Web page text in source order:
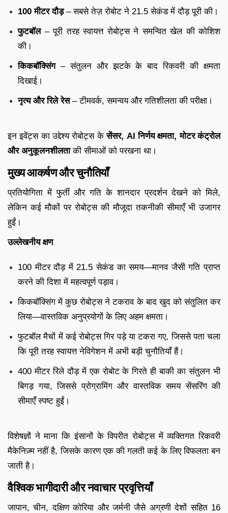
100 मीटर दौड़– सबसे तेज़ रोबोट ने 21.5 सेकंड में दौड़ पूरी की।
फुटबॉल– पूरी तरह स्वायत्त रोबोट्स ने समन्वित खेल की कोशिश
की।
किकबॉक्सिंग– संतुलन और झटके के बाद रिकवरी की क्षमता
दिखाई।
नृत्य और रिले रेस– टीमवर्क, समन्वय और गतिशीलता की परीक्षा।
इन इवेंट्स का उद्देश्य रोबोट्स केसेंसर, AI निर्णय क्षमता, मोटर कंट्रोल
और अनुकूलनशीलताकी सीमाओं को परखना था।
मुख्य आकर्षण और चुनौतियाँ
प्रतियोगिता में फुर्ती और गति के शानदार प्रदर्शन देखने को मिले,
लेकिन कई मौकों पर रोबोट्स की मौजूदा तकनीकी सीमाएँ भी उजागर
हुईं।
उल्लेखनीय क्षण
100 मीटर दौड़ में 21.5 सेकंड का समय—मानव जैसी गति प्राप्त
करने की दिशा में महत्वपूर्ण पड़ाव।
किकबॉक्सिंग में कुछ रोबोट्स ने टकराव के बाद खुद को संतुलित कर
लिया—वास्तविक अनुप्रयोगों के लिए अहम क्षमता।
फुटबॉल मैचों में कई रोबोट्स गिर पड़े या टकरा गए, जिससे पता चला
कि पूरी तरह स्वायत्त नेविगेशन में अभी बड़ी चुनौतियाँ हैं।
400 मीटर रिले दौड़ में एक रोबोट के गिरते ही बाकी का संतुलन भी
बिगड़ गया, जिससे प्रोग्रामिंग और वास्तविक समय सेंसरिंग की
सीमाएँ स्पष्ट हुईं।
विशेषज्ञों ने माना कि इंसानों के विपरीत रोबोट्स में व्यक्तिगत रिकवरी
मैकेनिज़्म नहीं है, जिसके कारण एक की गलती कई के लिए विफलता बन
जाती है।
वैश्विक भागीदारी और नवाचार प्रवृत्तियाँ
जापान, चीन, दक्षिण कोरिया और जर्मनी जैसे अग्रणी देशों सहित 16